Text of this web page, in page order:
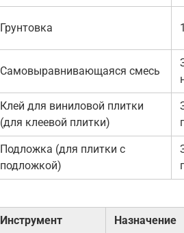
Грунтовка
Самовыравнивающаяся смесь
Клей для виниловой плитки
(для клеевой плитки)
Подложка (для плитки с
подложкой)
Инструмент Назначение